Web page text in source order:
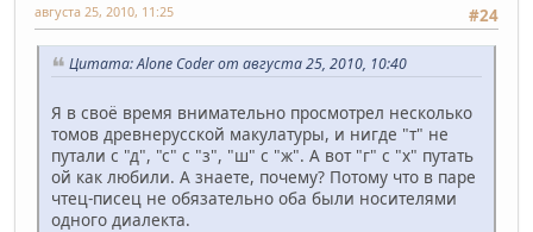
#24
августа 25, 2010, 11:25
Цитата: Alone Coder от августа 25, 2010, 10:40
Я в своё время внимательно просмотрел несколько
томов древнерусской макулатуры, и нигде "т" не
путали с "д", "с" с "з", "ш" с "ж". А вот "г" с "х" путать
ой как любили. А знаете, почему? Потому что в паре
чтец-писец не обязательно оба были носителями
одного диалекта.